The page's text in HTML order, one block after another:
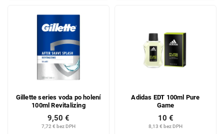
Gillette series voda po holení
100ml Revitalizing
7,72 € bez DPH
9,50 €
Adidas EDT 100ml Pure
Game
8,13 € bez DPH
10 €